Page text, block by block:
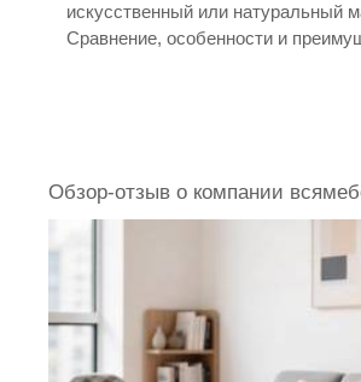
искусственный или натуральный
Сравнение, особенности и
Обзор-отзыв о компании